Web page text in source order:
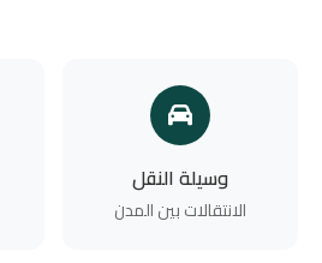
وسيلة النقل
الانتقالات بين المدن